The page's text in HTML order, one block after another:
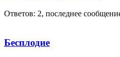
Ответов: 2, последнее
Бесплодие